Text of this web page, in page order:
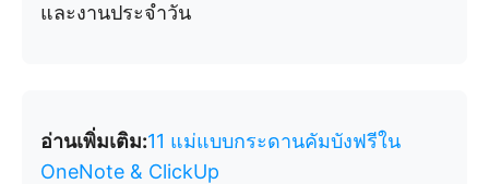
และงานประจำวัน
อ่านเพิ่มเติม:11 แม่แบบกระดานคัมบังฟรีใน
OneNote & ClickUp